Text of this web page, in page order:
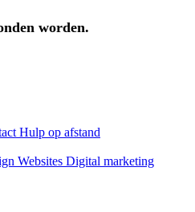
worden.
Hulp op afstand
Websites Digital marketing